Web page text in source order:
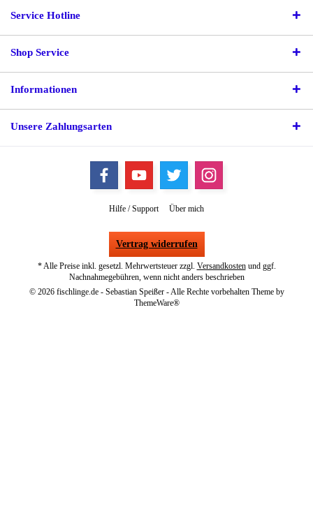
Service Hotline
Shop Service
Informationen
Unsere Zahlungsarten
Hilfe / Support Über mich
Vertrag widerrufen
* Alle Preise inkl. gesetzl. Mehrwertsteuer zzgl. Versandkostenund ggf.
Nachnahmegebühren, wenn nicht anders beschrieben
© 2026 fischlinge.de - Sebastian Speißer - Alle Rechte vorbehalten Theme by
ThemeWare®